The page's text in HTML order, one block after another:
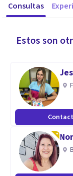
Consultas
Estos son